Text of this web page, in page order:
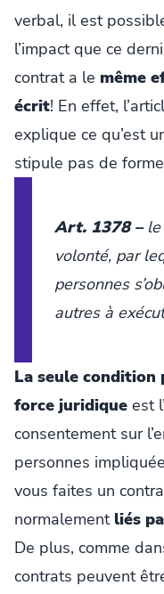
verbal, il est
l’impact que ce
contrat a le même
écrit! En effet,
explique ce qu’est
stipule pas de
Art. 1378 –
volonté, par
personnes
autres à
La seule condition
force juridique est
consentement sur
personnes
vous faites un
normalement liés
De plus, comme
contrats peuvent